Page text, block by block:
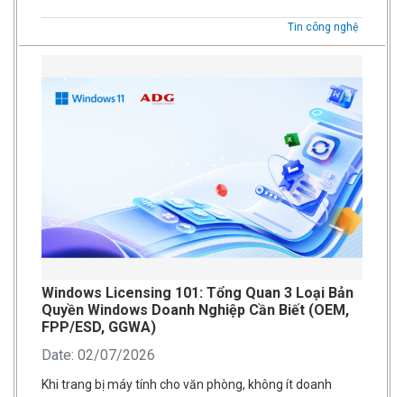
Tin công nghệ
Windows Licensing 101: Tổng Quan 3 Loại Bản
Quyền Windows Doanh Nghiệp Cần Biết (OEM,
FPP/ESD, GGWA)
Date: 02/07/2026
Khi trang bị máy tính cho văn phòng, không ít doanh